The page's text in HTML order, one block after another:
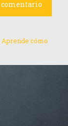
Aprende cómo